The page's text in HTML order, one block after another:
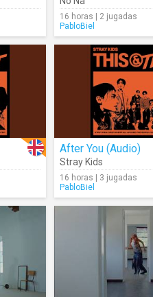
16 horas | 2 jugadas
PabloBiel
After You (Audio)
Stray Kids
16 horas | 3 jugadas
PabloBiel